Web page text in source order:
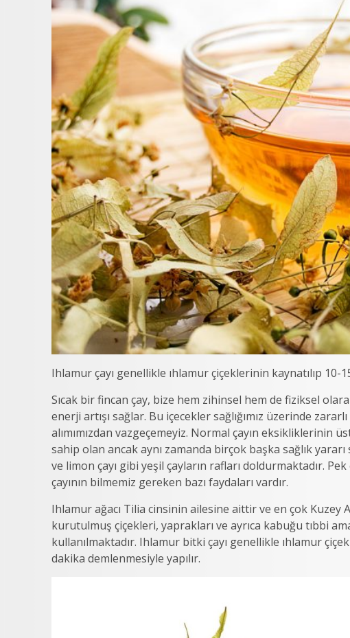
Ihlamur çayı genellikle ıhlamur çiçeklerinin kaynatılıp 10-
Sıcak bir fincan çay, bize hem zihinsel hem de fiziksel
enerji artışı sağlar. Bu içecekler sağlığımız üzerinde
alımımızdan vazgeçemeyiz. Normal çayın
sahip olan ancak aynı zamanda birçok başka sağlık yararı
ve limon çayı gibi yeşil çayların rafları doldurmaktadır.
çayının bilmemiz gereken bazı faydaları vardır.
Ihlamur ağacı Tilia cinsinin ailesine aittir ve en çok Kuzey
kurutulmuş çiçekleri, yaprakları ve ayrıca kabuğu tıbbi
kullanılmaktadır. Ihlamur bitki çayı genellikle ıhlamur
dakika demlenmesiyle yapılır.